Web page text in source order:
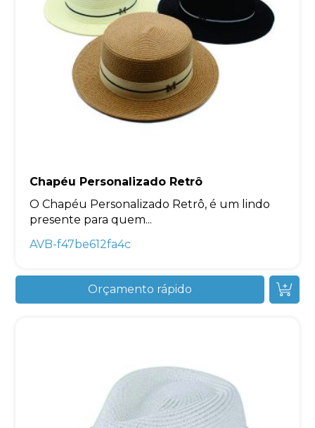
Chapéu Personalizado Retrô
O Chapéu Personalizado Retrô, é um lindo
presente para quem...
AVB-f47be612fa4c
Orçamento rápido